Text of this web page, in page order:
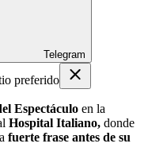
Telegram
preferido
Espectáculo en la
Hospital Italiano, donde
fuerte frase antes de su